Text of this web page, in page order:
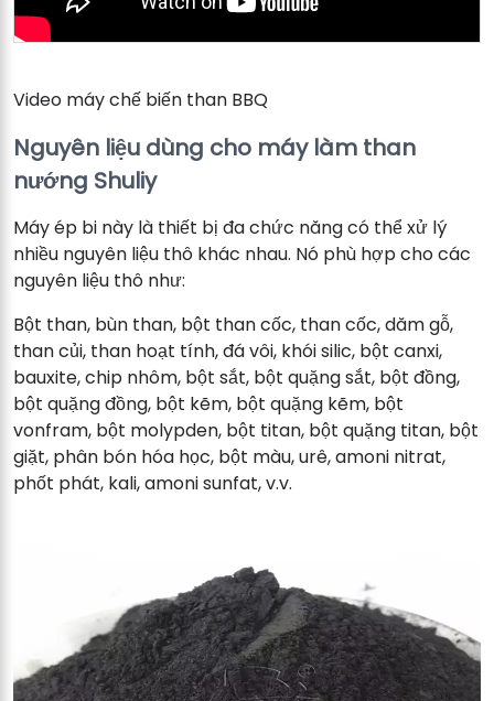
Video máy chế biến than BBQ
Nguyên liệu dùng cho máy làm than
nướng Shuliy
Máy ép bi này là thiết bị đa chức năng có thể xử lý
nhiều nguyên liệu thô khác nhau. Nó phù hợp cho các
nguyên liệu thô như:
Bột than, bùn than, bột than cốc, than cốc, dăm gỗ,
than củi, than hoạt tính, đá vôi, khói silic, bột canxi,
bauxite, chip nhôm, bột sắt, bột quặng sắt, bột đồng,
bột quặng đồng, bột kẽm, bột quặng kẽm, bột
vonfram, bột molypden, bột titan, bột quặng titan, bột
giặt, phân bón hóa học, bột màu, urê, amoni nitrat,
phốt phát, kali, amoni sunfat, v.v.